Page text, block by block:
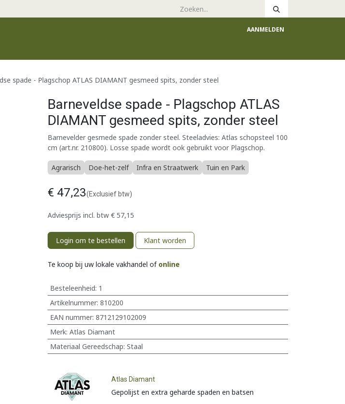
AANMELDEN
spade - Plagschop ATLAS DIAMANT gesmeed spits, zonder steel
Barneveldse spade - Plagschop ATLAS
DIAMANT gesmeed spits, zonder steel
Barnevelder gesmede spade zonder steel. Steeladvies: Atlas schopsteel 100
cm (art.nr. 210800). Losse spade wordt ook gebruikt voor Plagschop.
Agrarisch Doe-het-zelf Infra en Straatwerk Tuin en Park
€ 47,23(Exclusief btw)
Adviesprijs incl. btw € 57,15
Login om te bestellen Klant worden
Te koop bij uw lokale vakhandel of online
Besteleenheid: 1
Artikelnummer: 810200
EAN nummer: 8712129102009
Merk: Atlas Diamant
Materiaal Gereedschap: Staal
Atlas Diamant
Gepolijst en extra geharde spaden en batsen